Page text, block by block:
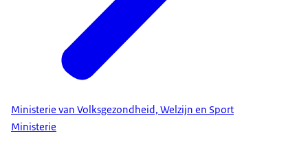
Ministerie van Volksgezondheid, Welzijn en Sport
Ministerie